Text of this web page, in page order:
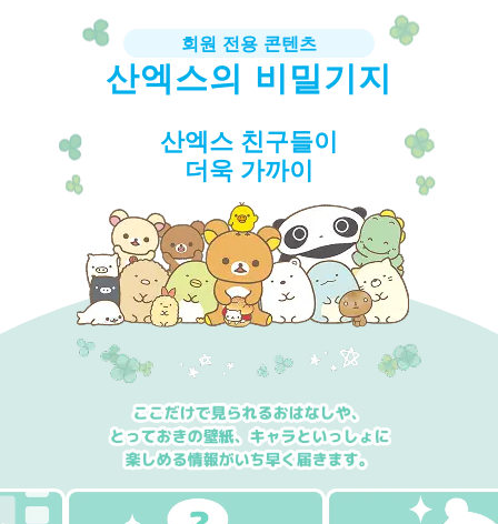
회원 전용 콘텐츠
산엑스의 비밀기지
산엑스 친구들이
더욱 가까이